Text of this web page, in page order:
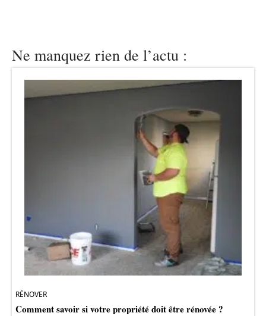
Ne manquez rien de l’actu :
RÉNOVER
Comment savoir si votre propriété doit être rénovée ?